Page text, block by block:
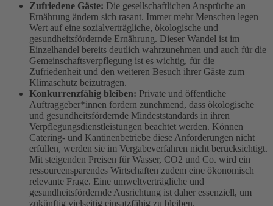
Zufriedene Gäste: Die gesellschaftlichen Ansprüche an
Ernährung ändern sich rasant. Immer mehr Menschen legen
Wert auf eine sozialverträgliche, ökologische und
gesundheitsfördernde Ernährung. Dieser Wandel ist im
Einzelhandel bereits deutlich wahrzunehmen und auch für die
Gemeinschaftsverpflegung ist es wichtig, für die
Zufriedenheit und den weiteren Besuch ihrer Gäste zum
Klimaschutz beizutragen.
Konkurrenzfähig bleiben: Private und öffentliche
Auftraggeber*innen fordern zunehmend, dass ökologische
und gesundheitsfördernde Mindeststandards in ihren
Verpflegungsdienstleistungen beachtet werden. Können
Catering- und Kantinenbetriebe diese Anforderungen nicht
erfüllen, werden sie im Vergabeverfahren nicht berücksichtigt.
Mit steigenden Preisen für Wasser, CO2 und Co. wird ein
ressourcensparendes Wirtschaften zudem eine ökonomisch
relevante Frage. Eine umweltverträgliche und
gesundheitsfördernde Ausrichtung ist daher essenziell, um
zukünftig vielseitig einsatzfähig zu bleiben.